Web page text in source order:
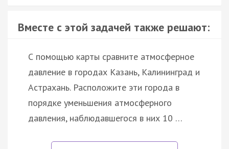
Вместе с этой задачей также решают:
С помощью карты сравните атмосферное
давление в городах Казань, Калининград и
Астрахань. Расположите эти города в
порядке уменьшения атмосферного
давления, наблюдавшегося в них 10 …